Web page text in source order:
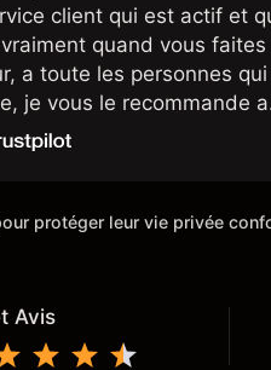
client qui est actif et
quand vous faites
a toute les personnes qui
je vous le recommande a
Un courtier très fiable et
protéger leur vie privée
Avis